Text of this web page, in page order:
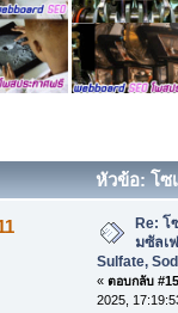
หัวข้อ: โซ
Sodium Sulphate,Re: โ
มซัลเ
Sulfate,
« ตอบกลับ
2025,